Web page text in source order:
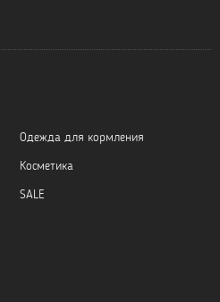
Одежда для кормления
Косметика
SALE